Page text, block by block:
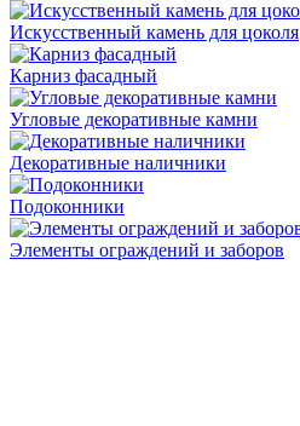
Искусственный камень для цоколя
Карниз фасадный
Угловые декоративные камни
Декоративные наличники
Подоконники
Элементы ограждений и заборов